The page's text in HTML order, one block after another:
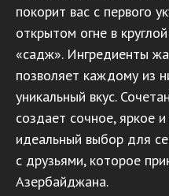
покорит вас с первого
открытом огне в
«садж». Ингредиенты
позволяет каждому из
уникальный вкус.
создает сочное, яркое
идеальный выбор для
с друзьями, которое
Азербайджана.